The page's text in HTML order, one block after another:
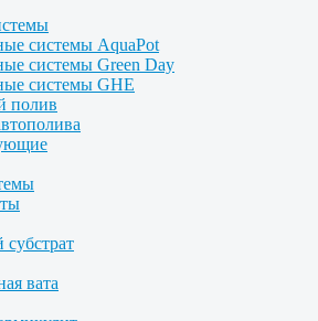
системы AquaPot
системы Green Day
системы GHE
полив
вата